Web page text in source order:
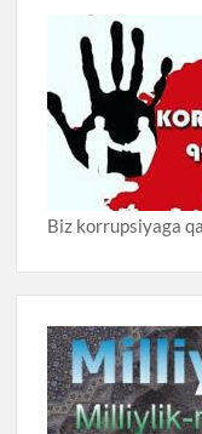
Biz korrupsiyaga